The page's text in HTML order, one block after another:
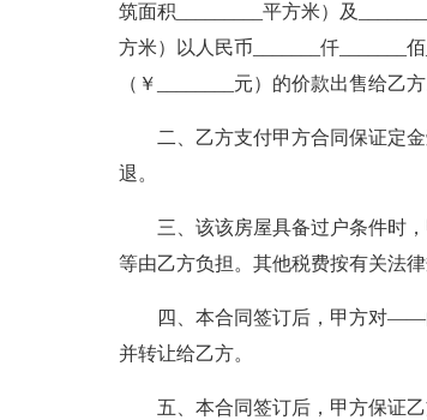
筑面积_________平方米）及
方米）以人民币_______仟_______
（￥________元）的价款出售给
二、乙方支付甲方合同保证定
退。
三、该该房屋具备过户条件时
等由乙方负担。其他税费按有关法
四、本合同签订后，甲方对——
并转让给乙方。
五、本合同签订后，甲方保证